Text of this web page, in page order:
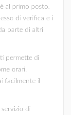
al primo posto.
di verifica e i
parte di altri
permette di
orari,
facilmente il
di